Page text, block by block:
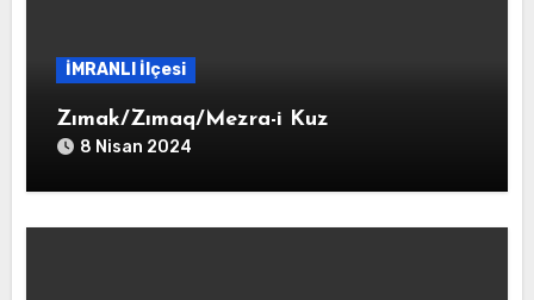
İMRANLI İlçesi
Zımak/Zımaq/Mezra-i Kuz
8 Nisan 2024